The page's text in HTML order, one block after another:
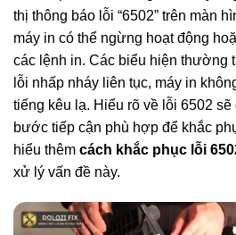
thị thông báo lỗi “6502” trên màn
máy in có thể ngừng hoạt động
các lệnh in. Các biểu hiện thường
lỗi nhấp nháy liên tục, máy in
tiếng kêu lạ. Hiểu rõ về lỗi 6502
bước tiếp cận phù hợp để khắc
hiểu thêm cách khắc phục lỗi
xử lý vấn đề này.